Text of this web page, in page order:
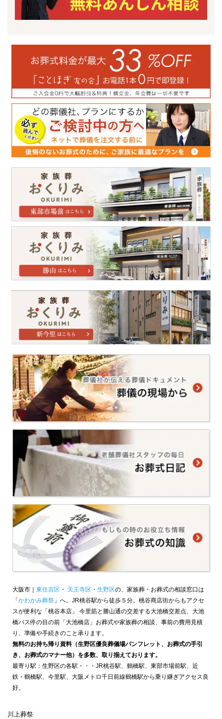
大阪市｜ 東住吉区 ・ 天王寺区 ・ 生野区の、家族葬・お葬式の相談窓口は
「 かわかみ葬祭 」へ。JR桃谷駅から徒歩５分。桃谷商店街からもアクセ
スが便利な「桃谷本店」 今里筋と勝山通の交差する大池橋交差点、大池
橋バス停の目の前「大池橋店」お葬式や家族葬の相談、事前の費用見積
り、準備や手続きのこと承ります。
無料のお持ち帰り資料（生野区優良葬儀場パンフレット、お葬式の手引
き、お葬式のマナー他）を多数、取り揃えております。
最寄り駅：生野区の各駅・・・JR桃谷駅、鶴橋駅、東部市場前駅、近
鉄・鶴橋駅、今里駅、大阪メトロ千日前線鶴橋駅から乗り継ぎアクセス良
好。
川上葬祭